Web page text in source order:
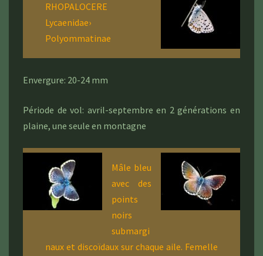
RHOPALOCERE
Lycaenidae›
Polyommatinae
Envergure: 20-24 mm
Période de vol: avril-septembre en 2 générations en
plaine, une seule en montagne
Mâle bleu
avec des
points
noirs
submargi
naux et discoïdaux sur chaque aile. Femelle